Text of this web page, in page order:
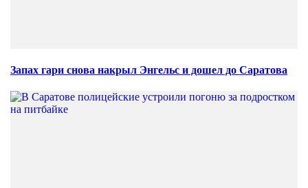
Запах гари снова накрыл Энгельс и дошел до Саратова